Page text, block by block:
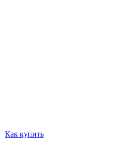
Как купить